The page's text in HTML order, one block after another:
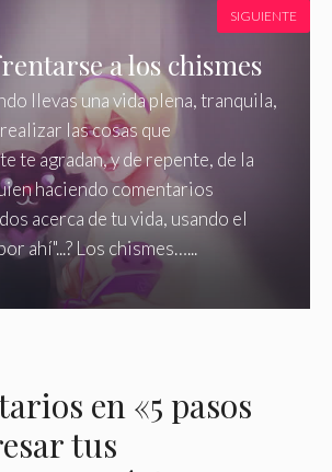
a los chismes
llevas una vida plena, tranquila,
las cosas que
te agradan, y de repente, de la
haciendo comentarios
acerca de tu vida, usando el
ahí"...? Los chismes…...
SIGUIENTE
en «5 pasos
tus